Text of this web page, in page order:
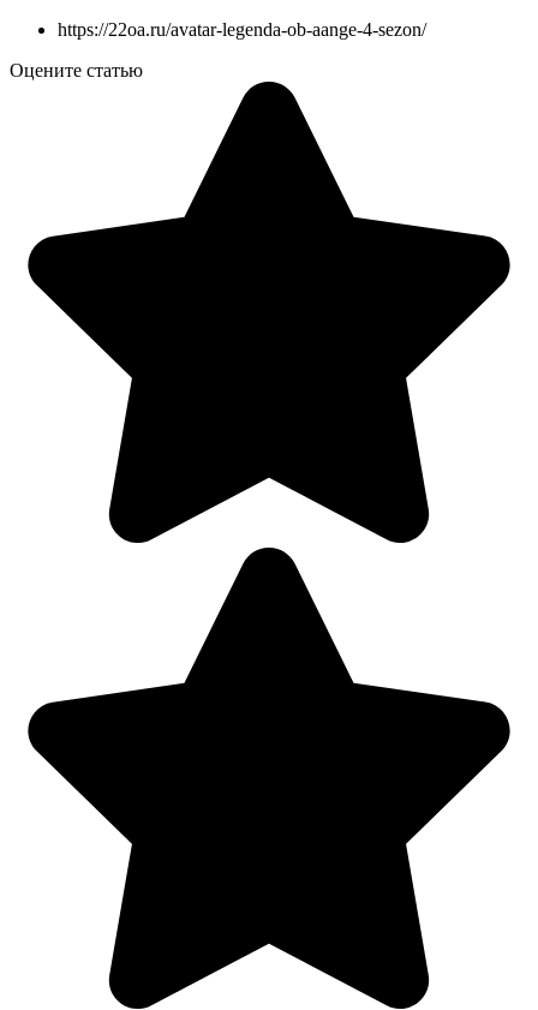
https://22oa.ru/avatar-legenda-ob-aange-4-sezon/
Оцените статью